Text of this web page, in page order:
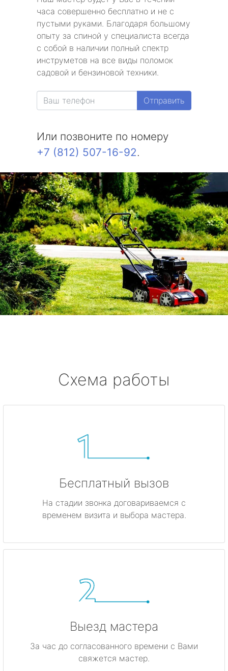
часа совершенно бесплатно и не с
пустыми руками. Благодаря большому
опыту за спиной у специалиста всегда
с собой в наличии полный спектр
инструметов на все виды поломок
садовой и бензиновой техники.
Отправить
Или позвоните по номеру
+7 (812) 507-16-92.
Схема работы
Бесплатный вызов
На стадии звонка договариваемся с
временем визита и выбора мастера.
Выезд мастера
За час до согласованного времени с Вами
свяжется мастер.